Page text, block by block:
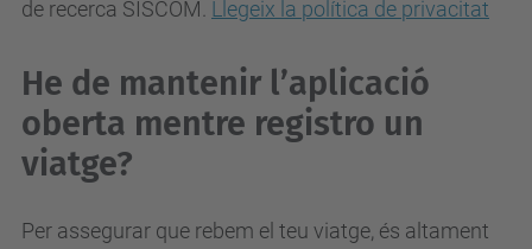
de recerca SISCOM. Llegeix la política de privacitat
He de mantenir l’aplicació
oberta mentre registro un
viatge?
Per assegurar que rebem el teu viatge, és altament